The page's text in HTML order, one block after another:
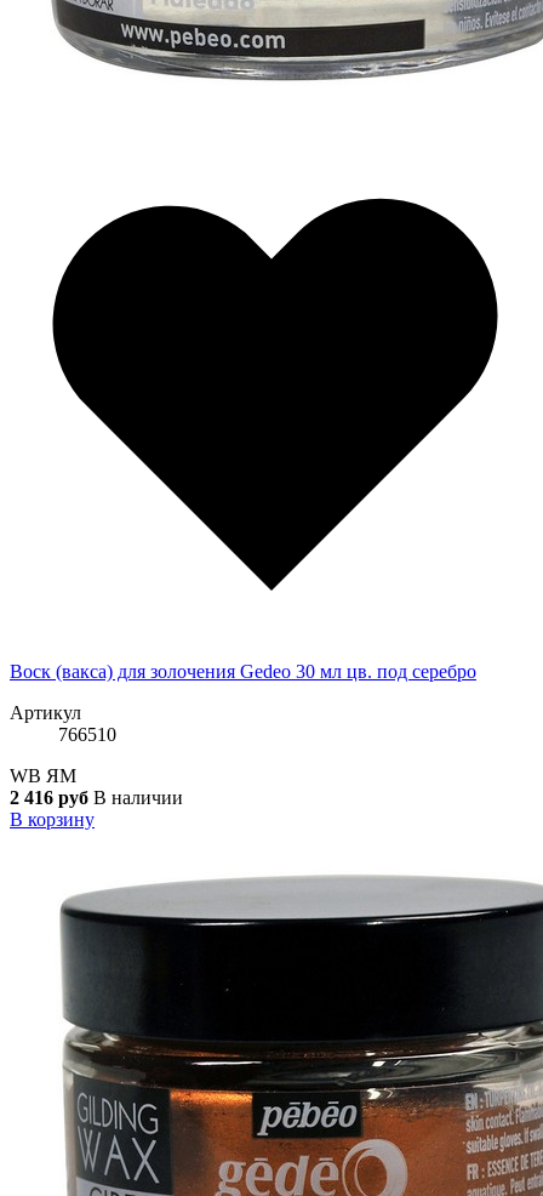
Воск (вакса) для золочения Gedeo 30 мл цв. под серебро
Артикул
766510
WB ЯМ
2 416 руб В наличии
В корзину